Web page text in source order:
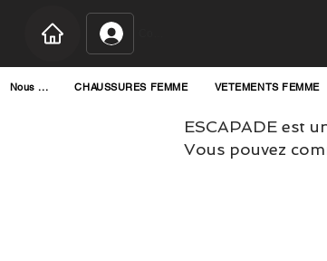
Nous ... CHAUSSURES FEMME VETEMENTS FEMME
ESCAPADE est
Vous pouvez